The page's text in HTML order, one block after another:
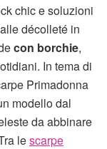
chic e soluzioni
décolleté in
con borchie,
In tema di
Primadonna
modello dal
da abbinare
lescarpe